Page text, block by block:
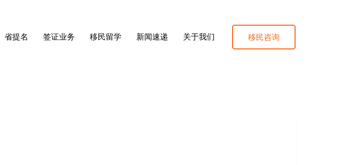
省提名 签证业务 移民留学 新闻速递 关于我们 移民咨询